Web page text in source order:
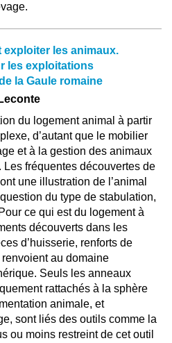
exploiter les animaux.
les exploitations
la Gaule romaine
du logement animal à partir
d’autant que le mobilier
et à la gestion des animaux
fréquentes découvertes de
une illustration de l’animal
du type de stabulation,
ce qui est du logement à
découverts dans les
d’huisserie, renforts de
au domaine
Seuls les anneaux
rattachés à la sphère
animale, et
sont liés des outils comme la
ou moins restreint de cet outil